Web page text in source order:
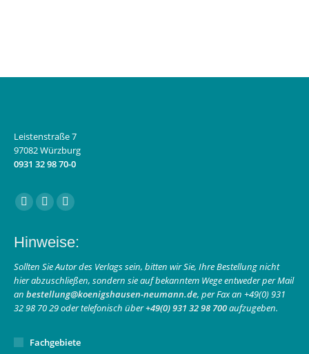
Leistenstraße 7
97082 Würzburg
0931 32 98 70-0
Finden Sie uns auf:
Facebook
opens
in
new
window
Instagram
opens
in
new
window
E-
page
opens
in
new
window
Hinweise:
Sollten Sie Autor des Verlags sein, bitten wir Sie, Ihre Bestellung nicht
hier abzuschließen, sondern sie auf bekanntem Wege entweder per Mail
an bestellung@koenigshausen-neumann.de, per Fax an +49(0) 931
32 98 70 29 oder telefonisch über+49(0) 931 32 98 700aufzugeben.
Fachgebiete